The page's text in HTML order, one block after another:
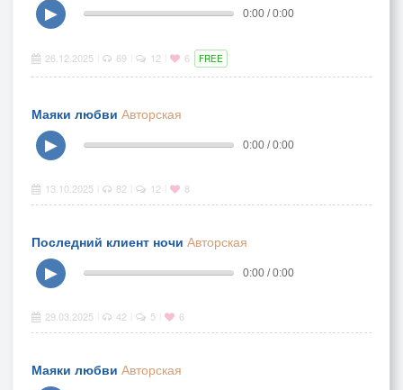
▶
0:00 / 0:00
26.12.2025 69 12 6 FREE
Маяки любви Авторская
▶
0:00 / 0:00
13.10.2025 82 12 8
Последний клиент ночи Авторская
▶
0:00 / 0:00
29.03.2025 42 5 6
Маяки любви Авторская